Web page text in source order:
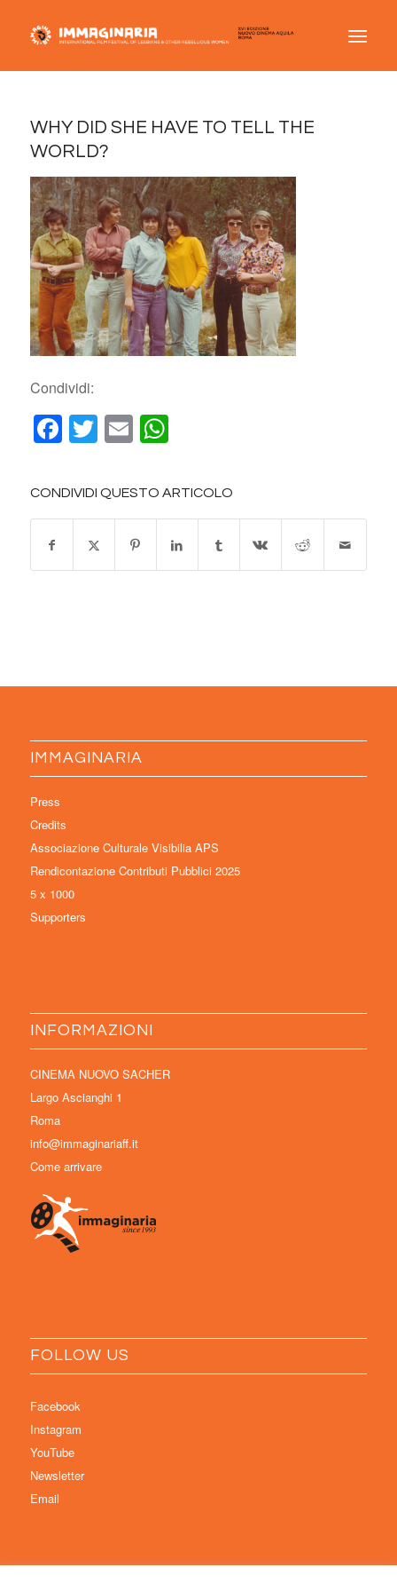
WHY DID SHE HAVE TO TELL THE
WORLD?
Condividi:
Facebook
Twitter
EmailWhatsApp
CONDIVIDI QUESTO ARTICOLO
IMMAGINARIA
Press
Credits
Associazione Culturale Visibilia APS
Rendicontazione Contributi Pubblici 2025
5 x 1000
Supporters
INFORMAZIONI
CINEMA NUOVO SACHER
Largo Ascianghi 1
Roma
info@immaginariaff.it
Come arrivare
FOLLOW US
Facebook
Instagram
YouTube
Newsletter
Email